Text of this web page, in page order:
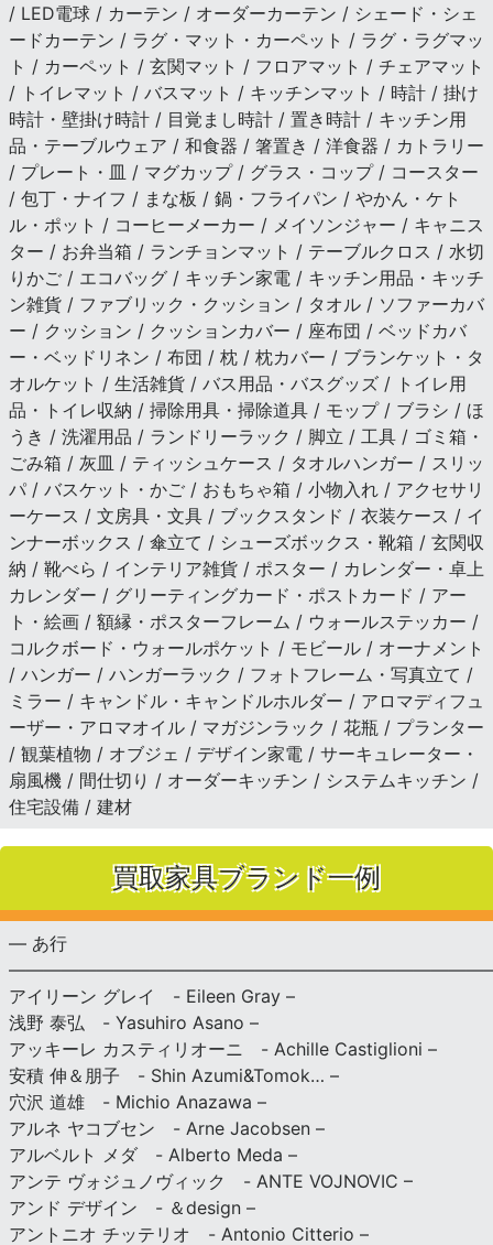
/ LED電球 / カーテン / オーダーカーテン / シェード・シェ
ードカーテン / ラグ・マット・カーペット / ラグ・ラグマッ
ト / カーペット / 玄関マット / フロアマット / チェアマット
/ トイレマット / バスマット / キッチンマット / 時計 / 掛け
時計・壁掛け時計 / 目覚まし時計 / 置き時計 / キッチン用
品・テーブルウェア / 和食器 / 箸置き / 洋食器 / カトラリー
/ プレート・皿 / マグカップ / グラス・コップ / コースター
/ 包丁・ナイフ / まな板 / 鍋・フライパン / やかん・ケト
ル・ポット / コーヒーメーカー / メイソンジャー / キャニス
ター / お弁当箱 / ランチョンマット / テーブルクロス / 水切
りかご / エコバッグ / キッチン家電 / キッチン用品・キッチ
ン雑貨 / ファブリック・クッション / タオル / ソファーカバ
ー / クッション / クッションカバー / 座布団 / ベッドカバ
ー・ベッドリネン / 布団 / 枕 / 枕カバー / ブランケット・タ
オルケット / 生活雑貨 / バス用品・バスグッズ / トイレ用
品・トイレ収納 / 掃除用具・掃除道具 / モップ / ブラシ / ほ
うき / 洗濯用品 / ランドリーラック / 脚立 / 工具 / ゴミ箱・
ごみ箱 / 灰皿 / ティッシュケース / タオルハンガー / スリッ
パ / バスケット・かご / おもちゃ箱 / 小物入れ / アクセサリ
ーケース / 文房具・文具 / ブックスタンド / 衣装ケース / イ
ンナーボックス / 傘立て / シューズボックス・靴箱 / 玄関収
納 / 靴べら / インテリア雑貨 / ポスター / カレンダー・卓上
カレンダー / グリーティングカード・ポストカード / アー
ト・絵画 / 額縁・ポスターフレーム / ウォールステッカー /
コルクボード・ウォールポケット / モビール / オーナメント
/ ハンガー / ハンガーラック / フォトフレーム・写真立て /
ミラー / キャンドル・キャンドルホルダー / アロマディフュ
ーザー・アロマオイル / マガジンラック / 花瓶 / プランター
/ 観葉植物 / オブジェ / デザイン家電 / サーキュレーター・
扇風機 / 間仕切り / オーダーキッチン / システムキッチン /
住宅設備 / 建材
買取家具ブランド一例
— あ行
アイリーン グレイ - Eileen Gray –
浅野 泰弘 - Yasuhiro Asano –
アッキーレ カスティリオーニ - Achille Castiglioni –
安積 伸＆朋子 - Shin Azumi&Tomok… –
穴沢 道雄 - Michio Anazawa –
アルネ ヤコブセン - Arne Jacobsen –
アルベルト メダ - Alberto Meda –
アンテ ヴォジュノヴィック - ANTE VOJNOVIC –
アンド デザイン - ＆design –
アントニオ チッテリオ - Antonio Citterio –